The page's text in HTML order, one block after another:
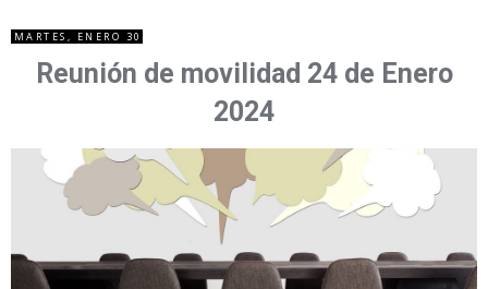
MARTES, ENERO 30
Reunión de movilidad 24 de Enero
2024